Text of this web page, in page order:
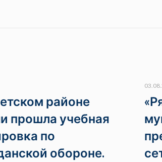
районе
прошла учебная
по
обороне.